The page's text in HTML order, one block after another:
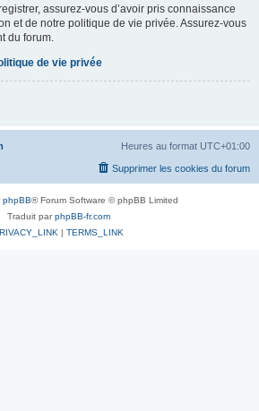
assurez-vous d’avoir pris connaissance
et de notre politique de vie privée. Assurez-vous
du forum.
de vie privée
Heures au format UTC+01:00
Supprimer les cookies du forum
phpBB® Forum Software © phpBB Limited
Traduit parphpBB-fr.com
| TERMS_LINK